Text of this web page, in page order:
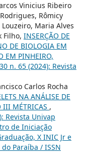
Vinicius Ribeiro
Rômicy
Maria Alves
Filho, INSERÇÃO DE
DE BIOLOGIA EM
EM PINHEIRO,
n. 65 (2024): Revista
Carlos Rocha
NA ANÁLISE DE
III MÉTRICAS ,
Revista Univap
de Iniciação
X INIC Jr e
Paraíba / ISSN